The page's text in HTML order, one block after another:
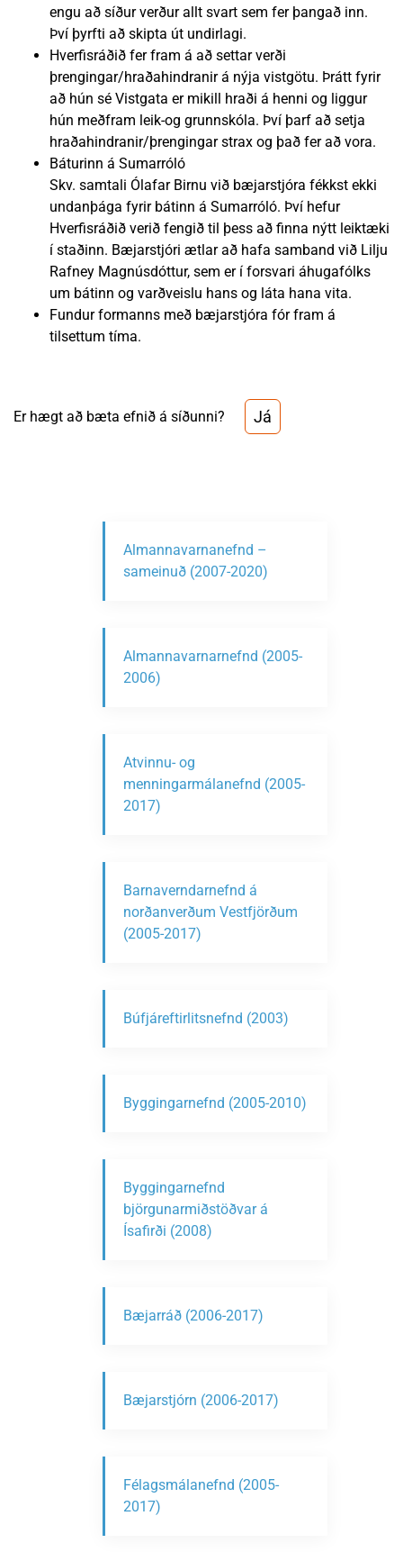
engu að síður verður allt svart sem fer þangað inn.
Því þyrfti að skipta út undirlagi.
Hverfisráðið fer fram á að settar verði
þrengingar/hraðahindranir á nýja vistgötu. Þrátt fyrir
að hún sé Vistgata er mikill hraði á henni og liggur
hún meðfram leik-og grunnskóla. Því þarf að setja
hraðahindranir/þrengingar strax og það fer að vora.
Báturinn á Sumarróló
Skv. samtali Ólafar Birnu við bæjarstjóra fékkst ekki
undanþága fyrir bátinn á Sumarróló. Því hefur
Hverfisráðið verið fengið til þess að finna nýtt leiktæki
í staðinn. Bæjarstjóri ætlar að hafa samband við Lilju
Rafney Magnúsdóttur, sem er í forsvari áhugafólks
um bátinn og varðveislu hans og láta hana vita.
Fundur formanns með bæjarstjóra fór fram á
tilsettum tíma.
Er hægt að bæta efnið á síðunni? Já
Almannavarnanefnd –
sameinuð (2007-2020)
Almannavarnarnefnd (2005-
2006)
Atvinnu- og
menningarmálanefnd (2005-
2017)
Barnaverndarnefnd á
norðanverðum Vestfjörðum
(2005-2017)
Búfjáreftirlitsnefnd (2003)
Byggingarnefnd (2005-2010)
Byggingarnefnd
björgunarmiðstöðvar á
Ísafirði (2008)
Bæjarráð (2006-2017)
Bæjarstjórn (2006-2017)
Félagsmálanefnd (2005-
2017)